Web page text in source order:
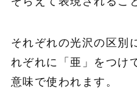
それぞれの光沢の区別
れぞれに「亜」をつけ
意味で使われます。